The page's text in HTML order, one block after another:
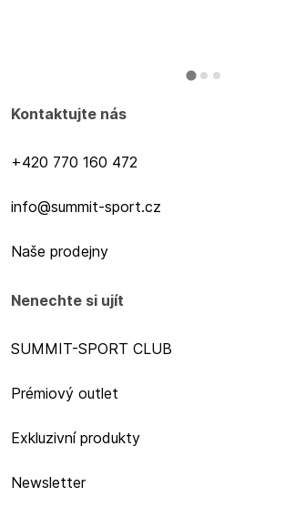
Kontaktujte nás
+420 770 160 472
info@summit-sport.cz
Naše prodejny
Nenechte si ujít
SUMMIT-SPORT CLUB
Prémiový outlet
Exkluzivní produkty
Newsletter